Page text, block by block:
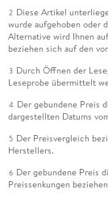
2 Diese Artikel
wurde aufgehoben oder
Alternative wird Ihnen
beziehen sich auf den
3 Durch Öffnen der
Leseprobe übermittelt
4 Der gebundene Preis
dargestellten Datums
5 Der Preisvergleich
Herstellers.
6 Der gebundene Preis
Preissenkungen